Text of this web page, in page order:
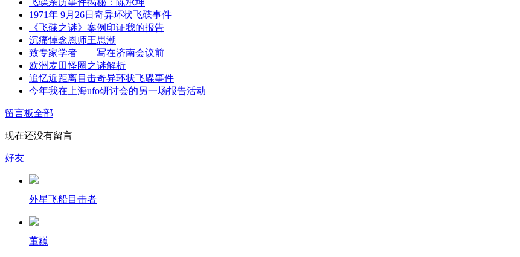
1971年 9月26日奇异环状飞碟事件
《飞碟之谜》案例印证我的报告
沉痛悼念恩师王思潮
致专家学者——写在济南会议前
欧洲麦田怪圈之谜解析
追忆近距离目击奇异环状飞碟事件
今年我在上海ufo研讨会的另一场报告活动
留言板全部
现在还没有留言
好友
外星飞船目击者
董巍